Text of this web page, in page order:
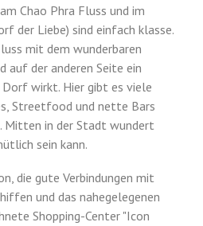
Chao Phra Fluss und im
der Liebe) sind einfach klasse.
mit dem wunderbaren
auf der anderen Seite ein
wirkt. Hier gibt es viele
Streetfood und nette Bars
Mitten in der Stadt wundert
sein kann.
die gute Verbindungen mit
und das nahegelegenen
Shopping-Center "Icon